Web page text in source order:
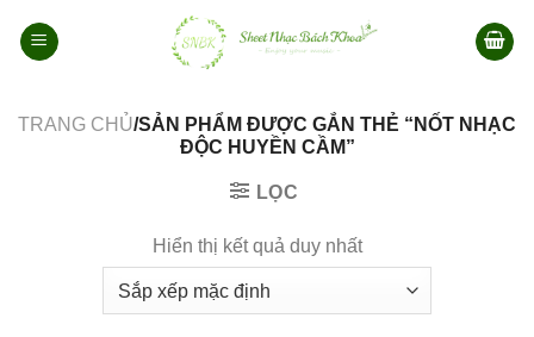
qua
TRANG CHỦ/SẢN PHẨM ĐƯỢC GẮN THẺ “NỐT NHẠC
ĐỘC HUYỀN CẦM”
LỌC
Hiển thị kết quả duy nhất